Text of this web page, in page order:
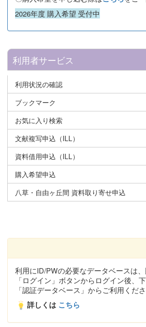
2026年度 購入希望 受付中
利用者サービス
利用状況の確認
ブックマーク
お気に入り検索
文献複写申込（ILL）
資料借用申込（ILL）
購入希望申込
八草・自由ヶ丘間 資料取り寄せ申込
利用にID/PWの必要なデータベースは
「ログイン」ボタンからログイン後、
「認証データベース」からご利用くだ
詳しくは こちら